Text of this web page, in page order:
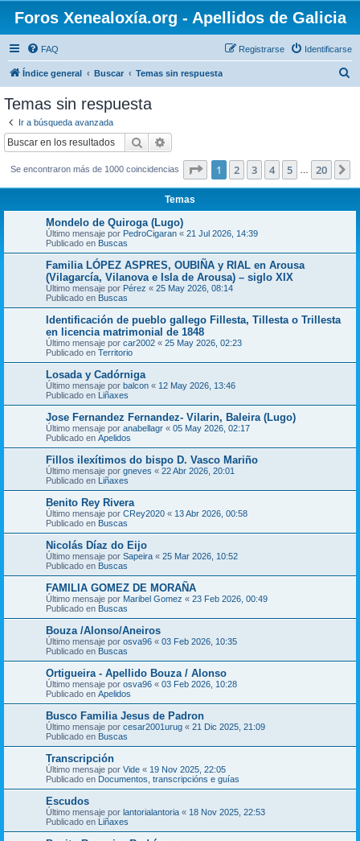
Foros Xenealoxía.org - Apellidos de Galicia
FAQ Identificarse
Registrarse
Índice general Buscar Temas sin respuesta
Temas sin respuesta
Ir a búsqueda avanzada
Buscar
Se encontraron más de 1000 coincidencias Página de 20
1 2 3 4 5 20
Temas
Mondelo de Quiroga (Lugo)
Último mensaje por PedroCigaran « 21 Jul 2026, 14:39
Publicado en Buscas
Familia LÓPEZ ASPRES, OUBIÑA y RIAL en Arousa
(Vilagarcía, Vilanova e Isla de Arousa) – siglo XIX
Último mensaje por Pérez « 25 May 2026, 08:14
Publicado en Buscas
Identificación de pueblo gallego Fillesta, Tillesta o Trillesta
en licencia matrimonial de 1848
Último mensaje por car2002 « 25 May 2026, 02:23
Publicado en Territorio
Losada y Cadórniga
Último mensaje por balcon « 12 May 2026, 13:46
Publicado en Liñaxes
Jose Fernandez Fernandez- Vilarin, Baleira (Lugo)
Último mensaje por anabellagr « 05 May 2026, 02:17
Publicado en Apelidos
Fillos ilexítimos do bispo D. Vasco Mariño
Último mensaje por gneves « 22 Abr 2026, 20:01
Publicado en Liñaxes
Benito Rey Rivera
Último mensaje por CRey2020 « 13 Abr 2026, 00:58
Publicado en Buscas
Nicolás Díaz do Eijo
Último mensaje por Sapeira « 25 Mar 2026, 10:52
Publicado en Buscas
FAMILIA GOMEZ DE MORAÑA
Último mensaje por Maribel Gomez « 23 Feb 2026, 00:49
Publicado en Buscas
Bouza /Alonso/Aneiros
Último mensaje por osva96 « 03 Feb 2026, 10:35
Publicado en Buscas
Ortigueira - Apellido Bouza / Alonso
Último mensaje por osva96 « 03 Feb 2026, 10:28
Publicado en Apelidos
Busco Familia Jesus de Padron
Último mensaje por cesar2001urug « 21 Dic 2025, 21:09
Publicado en Buscas
Transcripción
Último mensaje por Vide « 19 Nov 2025, 22:05
Publicado en Documentos, transcripcións e guías
Escudos
Último mensaje por lantorialantoria « 18 Nov 2025, 22:53
Publicado en Liñaxes